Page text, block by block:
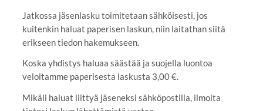
Jatkossa jäsenlasku toimitetaan sähköisesti, jos
kuitenkin haluat paperisen laskun, niin laitathan siitä
erikseen tiedon hakemukseen.
Koska yhdistys haluaa säästää ja suojella luontoa
veloitamme paperisesta laskusta 3,00 €.
Mikäli haluat liittyä jäseneksi sähköpostilla, ilmoita